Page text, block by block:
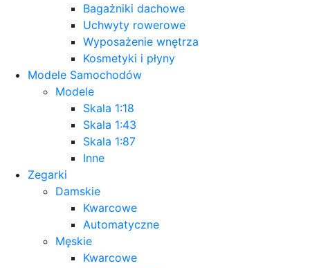
Bagażniki dachowe
Uchwyty rowerowe
Wyposażenie wnętrza
Kosmetyki i płyny
Modele Samochodów
Modele
Skala 1:18
Skala 1:43
Skala 1:87
Inne
Zegarki
Damskie
Kwarcowe
Automatyczne
Męskie
Kwarcowe